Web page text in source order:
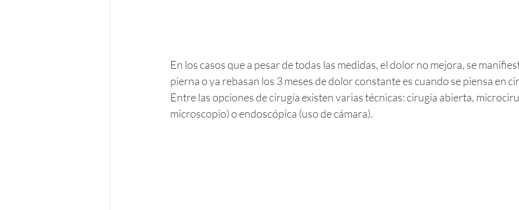
En los casos que a pesar de todas las medidas, el dolor no mejora, se
pierna o ya rebasan los 3 meses de dolor constante es cuando se piensa en
Entre las opciones de cirugía existen varias técnicas: cirugía abierta,
microscopio) o endoscópica (uso de cámara).